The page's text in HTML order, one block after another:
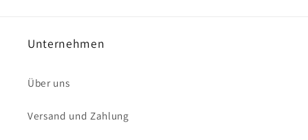
Unternehmen
Über uns
Versand und Zahlung